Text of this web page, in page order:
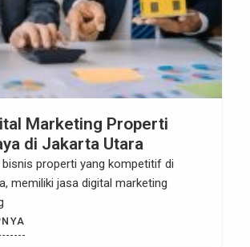
Marketing Properti
di Jakarta Utara
bisnis properti yang kompetitif di
memiliki jasa digital marketing